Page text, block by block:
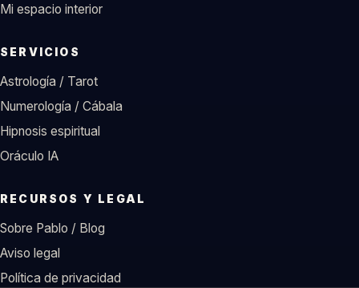
Mi espacio interior
SERVICIOS
Astrología / Tarot
Numerología / Cábala
Hipnosis espiritual
Oráculo IA
RECURSOS Y LEGAL
Sobre Pablo / Blog
Aviso legal
Política de privacidad